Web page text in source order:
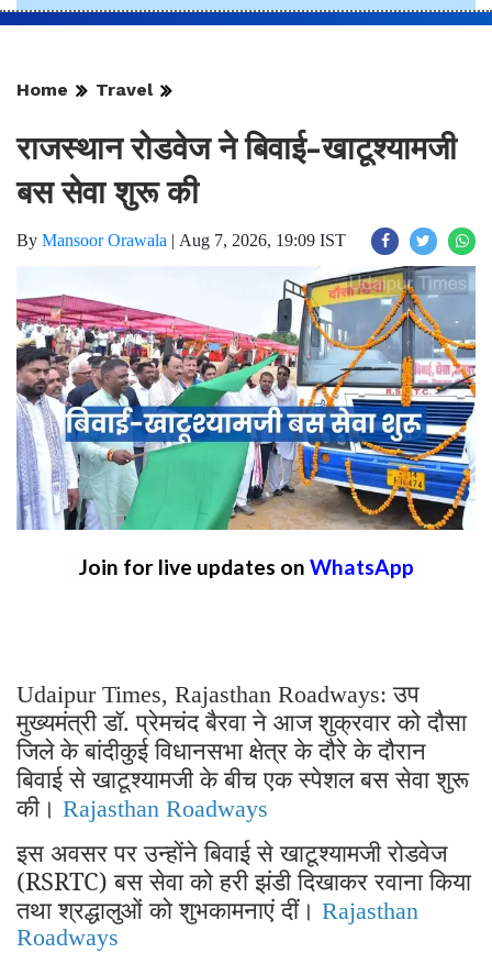
Home Travel
राजस्थान रोडवेज ने बिवाई-खाटूश्यामजी
बस सेवा शुरू की
By Mansoor Orawala | Aug 7, 2026, 19:09 IST
Join for live updates on WhatsApp
Udaipur Times, Rajasthan Roadways:उप
मुख्यमंत्री डॉ. प्रेमचंद बैरवा ने आज शुक्रवार को दौसा
जिले के बांदीकुई विधानसभा क्षेत्र के दौरे के दौरान
बिवाई से खाटूश्यामजी के बीच एक स्पेशल बस सेवा शुरू
की। Rajasthan Roadways
इस अवसर पर उन्होंने बिवाई से खाटूश्यामजी रोडवेज
(RSRTC) बस सेवा को हरी झंडी दिखाकर रवाना किया
तथा श्रद्धालुओं को शुभकामनाएं दीं। Rajasthan
Roadways